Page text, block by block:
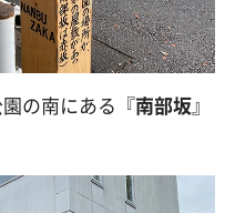
の南にある『南部坂』